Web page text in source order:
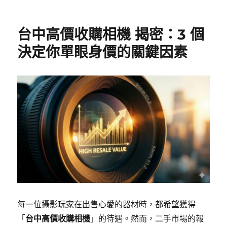
台中高價收購相機 揭密：3 個
決定你單眼身價的關鍵因素
每一位攝影玩家在出售心愛的器材時，都希望獲得
「台中高價收購相機 」的待遇。然而，二手市場的報